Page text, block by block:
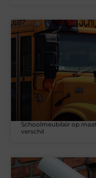
Schoolmeubilair op
verschil